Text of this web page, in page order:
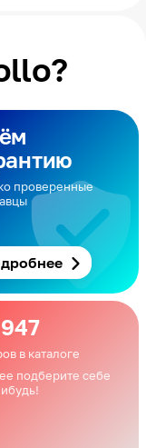
проверенные
в каталоге
подберите себе